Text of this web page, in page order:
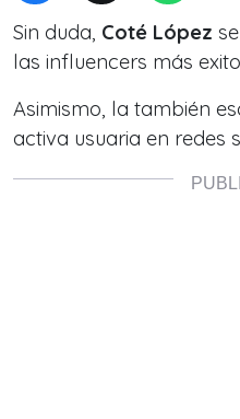
Sin duda, Coté López
las influencers más
Asimismo, la también
activa usuaria en redes